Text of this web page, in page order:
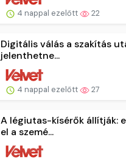
4 nappal ezelőtt 22
Digitális válás a szakítás
jelenthetne...
4 nappal ezelőtt 27
A légiutas-kísérők állítják:
el a szemé...